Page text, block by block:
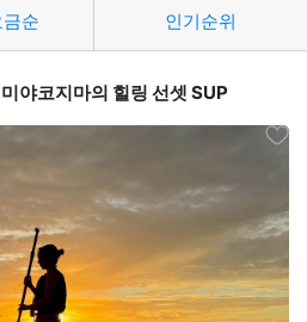
금순 인기순위
야코지마의 힐링 선셋 SUP